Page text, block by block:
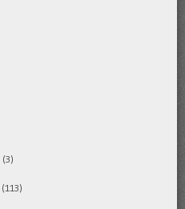
(3)
(113)